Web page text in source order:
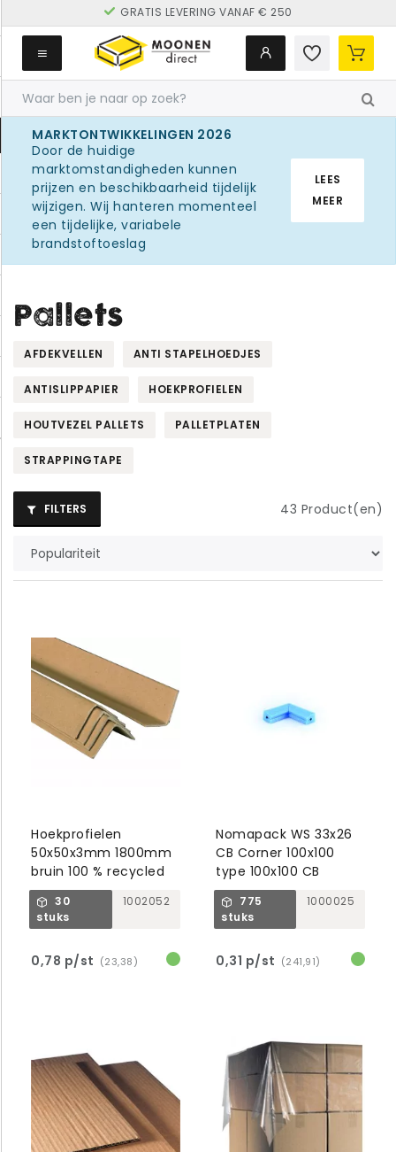
GRATIS LEVERING VANAF € 250
MARKTONTWIKKELINGEN 2026
Door de huidige
marktomstandigheden kunnen
prijzen en beschikbaarheid tijdelijk
wijzigen. Wij hanteren momenteel
een tijdelijke, variabele
brandstoftoeslag
LEES
MEER
Pallets
AFDEKVELLEN ANTI STAPELHOEDJES
ANTISLIPPAPIER HOEKPROFIELEN
HOUTVEZEL PALLETS PALLETPLATEN
STRAPPINGTAPE
FILTERS 43 Product(en)
Hoekprofielen
50x50x3mm 1800mm
bruin 100 % recycled
30
stuks
1002052
0,78 p/st (23,38)
Nomapack WS 33x26
CB Corner 100x100
type 100x100 CB
775
stuks
1000025
0,31 p/st (241,91)